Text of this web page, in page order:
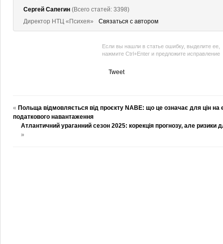
Сергей Сапегин (Всего статей: 3398)
Директор НТЦ «Психея»
Связаться с автором
Если вы нашли в статье ошибку, выделите ее,
нажмите Ctrl+Enter и предложите исправление
Tweet
« Польща відмовляється від проєкту NABE: що це означає для цін на
податкового навантаження
Атлантичний ураганний сезон 2025: корекція прогнозу, але ризики
»